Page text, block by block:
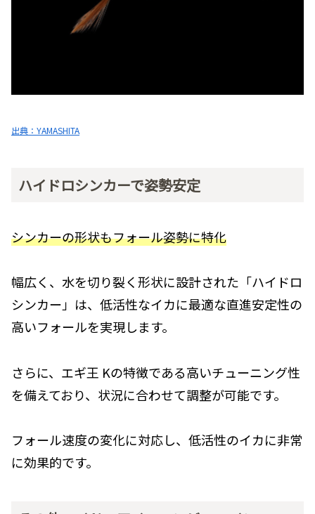
出典：YAMASHITA
ハイドロシンカーで姿勢安定
シンカーの形状もフォール姿勢に特化
幅広く、水を切り裂く形状に設計された「ハイドロ
シンカー」は、低活性なイカに最適な直進安定性の
高いフォールを実現します。
さらに、エギ王 Kの特徴である高いチューニング性
を備えており、状況に合わせて調整が可能です。
フォール速度の変化に対応し、低活性のイカに非常
に効果的です。